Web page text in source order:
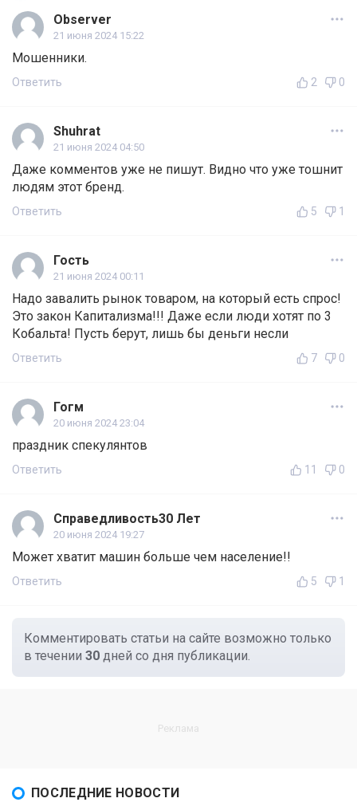
Observer
21 июня 2024 15:22
Мошенники.
Ответить 2 0
Shuhrat
21 июня 2024 04:50
Даже комментов уже не пишут. Видно что уже тошнит
людям этот бренд.
Ответить 5 1
Гость
21 июня 2024 00:11
Надо завалить рынок товаром, на который есть спрос!
Это закон Капитализма!!! Даже если люди хотят по 3
Кобальта! Пусть берут, лишь бы деньги несли
Ответить 7 0
Гогм
20 июня 2024 23:04
праздник спекулянтов
Ответить 11 0
Справедливость30 Лет
20 июня 2024 19:27
Может хватит машин больше чем население!!
Ответить 5 1
Комментировать статьи на сайте возможно только
в течении 30 дней со дня публикации.
ПОСЛЕДНИЕ НОВОСТИ